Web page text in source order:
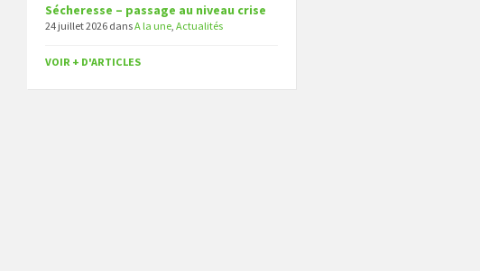
Sécheresse – passage au niveau crise
24 juillet 2026 dansA la une Actualités
VOIR + D'ARTICLES